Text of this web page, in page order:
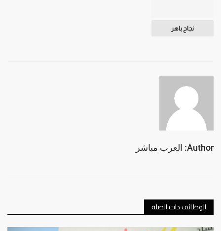
نجاح باهر
Author: العرب مباشر
الوظائف ذات الصلة